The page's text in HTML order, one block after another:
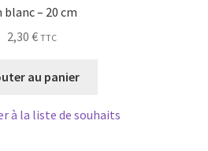
blanc – 20 cm
2,30 € TTC
au panier
à la liste de souhaits